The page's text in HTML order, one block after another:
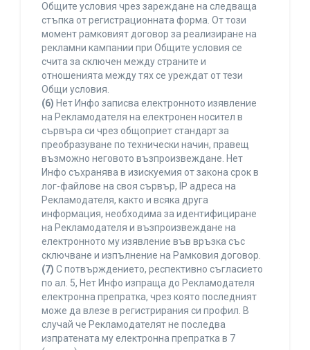
Общите условия чрез зареждане на следваща
стъпка от регистрационната форма. От този
момент рамковият договор за реализиране на
рекламни кампании при Общите условия се
счита за сключен между страните и
отношенията между тях се уреждат от тези
Общи условия.
(6) Нет Инфо записва електронното изявление
на Рекламодателя на електронен носител в
сървъра си чрез общоприет стандарт за
преобразуване по технически начин, правещ
възможно неговото възпроизвеждане. Нет
Инфо съхранява в изискуемия от закона срок в
лог-файлове на своя сървър, IP адреса на
Рекламодателя, както и всяка друга
информация, необходима за идентифициране
на Рекламодателя и възпроизвеждане на
електронното му изявление във връзка със
сключване и изпълнение на Рамковия договор.
(7) С потвърждението, респективно съгласието
по ал. 5, Нет Инфо изпраща до Рекламодателя
електронна препратка, чрез която последният
може да влезе в регистрирания си профил. В
случай че Рекламодателят не последва
изпратената му електронна препратка в 7